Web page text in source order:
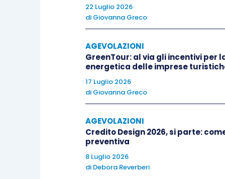
vendemmi futura. Resta inteso
elemento di aleatorietà influenzato
Parimenti il caseificio potrà
garanzia.
I beni utilizzati dovranno
possessori.
Il mantenimento della disponibilità
alla cooperativa di
22 Luglio 2026
di Giovanna Greco
AGEVOLAZIONI
GreenTour: al via gli incentivi per
energetica delle imprese
17 Luglio 2026
di Giovanna Greco
AGEVOLAZIONI
Credito Design 2026, si parte:
preventiva
8 Luglio 2026
di Debora Reverberi